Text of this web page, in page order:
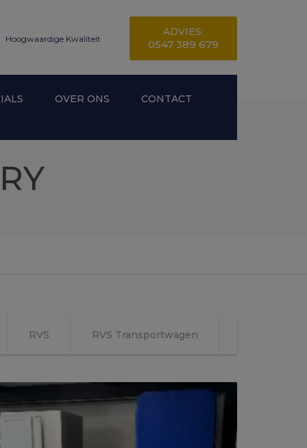
Hoogwaardige Kwaliteit
ADVIES:
0547 389 679
OVER ONS CONTACT
RVS RVS Transportwagen